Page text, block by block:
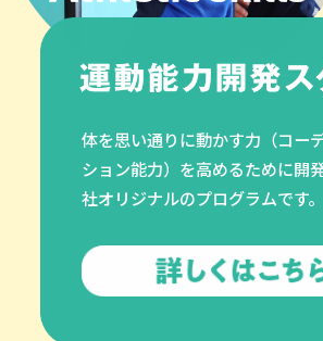
体を思い通りに動かす力（コー
ション能力）を高めるために開
社オリジナルのプログラムです。